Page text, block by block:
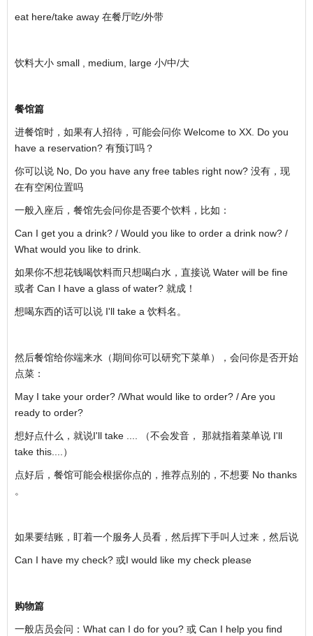
eat here/take away 在餐厅吃/外带
饮料大小 small , medium, large 小/中/大
餐馆篇
进餐馆时，如果有人招待，可能会问你 Welcome to XX. Do you
have a reservation? 有预订吗？
你可以说 No, Do you have any free tables right now? 没有，现
在有空闲位置吗
一般入座后，餐馆先会问你是否要个饮料，比如：
Can I get you a drink? / Would you like to order a drink now? /
What would you like to drink.
如果你不想花钱喝饮料而只想喝白水，直接说 Water will be fine
或者 Can I have a glass of water? 就成！
想喝东西的话可以说 I'll take a 饮料名。
然后餐馆给你端来水（期间你可以研究下菜单），会问你是否开始
点菜：
May I take your order? /What would like to order? / Are you
ready to order?
想好点什么，就说I'll take .... （不会发音， 那就指着菜单说 I'll
take this....）
点好后，餐馆可能会根据你点的，推荐点别的，不想要 No thanks
。
如果要结账，盯着一个服务人员看，然后挥下手叫人过来，然后说
Can I have my check? 或I would like my check please
购物篇
一般店员会问：What can I do for you? 或 Can I help you find